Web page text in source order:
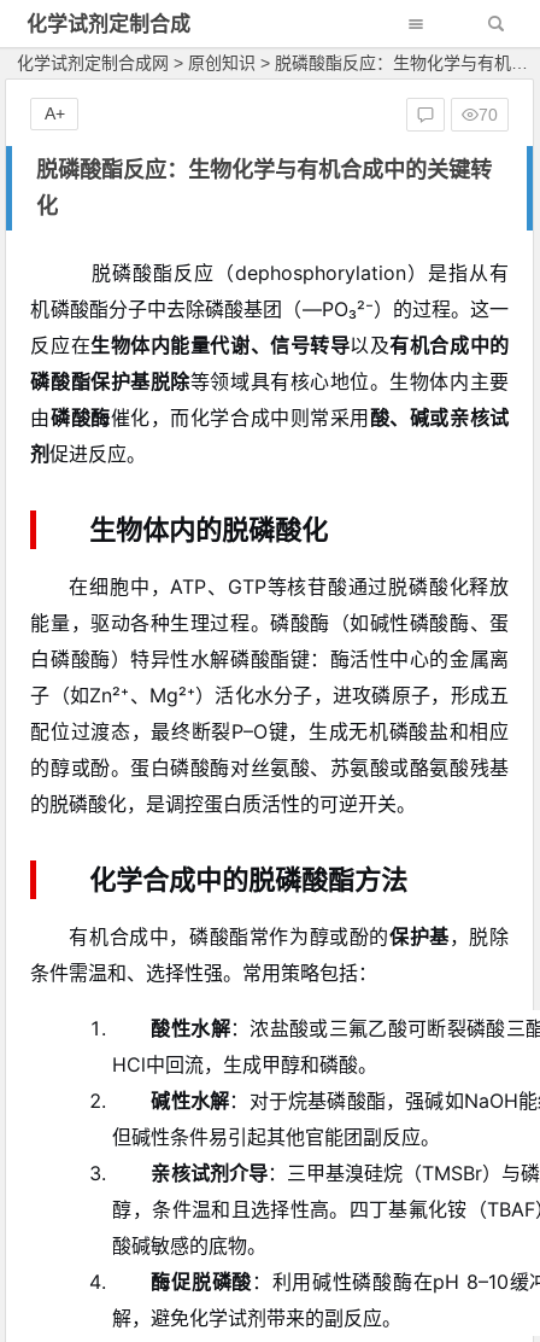
化学试剂定制合成
网
化学试剂定制合成网 > 原创知识 > 脱磷酸酯反应：生物化学与有机合成中的关键转化
脱磷酸酯反应：生物化学与有机合成中的关键转
化
70
A+
脱磷酸酯反应（dephosphorylation）是指从有
机磷酸酯分子中去除磷酸基团（—PO₃²⁻）的过程。这一
反应在生物体内能量代谢、信号转导以及有机合成中的
磷酸酯保护基脱除等领域具有核心地位。生物体内主要
由磷酸酶催化，而化学合成中则常采用 酸、碱或亲核试
剂促进反应。
生物体内的脱磷酸化
在细胞中，ATP、GTP等核苷酸通过脱磷酸化释放
能量，驱动各种生理过程。磷酸酶（如碱性磷酸酶、蛋
白磷酸酶）特异性水解磷酸酯键：酶活性中心的金属离
子（如Zn²⁺、Mg²⁺）活化水分子，进攻磷原子，形成五
配位过渡态，最终断裂P–O键，生成无机磷酸盐和相应
的醇或酚。蛋白磷酸酶对丝氨酸、苏氨酸或酪氨酸残基
的脱磷酸化，是调控蛋白质活性的可逆开关。
化学合成中的脱磷酸酯方法
有机合成中，磷酸酯常作为醇或酚的保护基，脱除
条件需温和、选择性强。常用策略包括：
酸性水解：浓盐酸或三氟乙酸可断裂磷酸三
HCl中回流，生成甲醇和磷酸。
碱性水解：对于烷基磷酸酯，强碱如NaOH
但碱性条件易引起其他官能团副反应。
亲核试剂介导：三甲基溴硅烷（TMSBr）与
醇，条件温和且选择性高。四丁基氟化铵（
酸碱敏感的底物。
酶促脱磷酸 ：利用碱性磷酸酶在pH 8–10
解，避免化学试剂带来的副反应。